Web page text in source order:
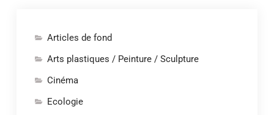
Articles de fond
Arts plastiques / Peinture / Sculpture
Cinéma
Ecologie